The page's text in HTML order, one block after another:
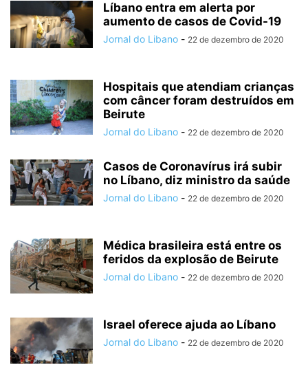
Líbano entra em alerta por
aumento de casos de Covid-19
Jornal do Libano - 22 de dezembro de 2020
Hospitais que atendiam crianças
com câncer foram destruídos em
Beirute
Jornal do Libano - 22 de dezembro de 2020
Casos de Coronavírus irá subir
no Líbano, diz ministro da saúde
Jornal do Libano - 22 de dezembro de 2020
Médica brasileira está entre os
feridos da explosão de Beirute
Jornal do Libano - 22 de dezembro de 2020
Israel oferece ajuda ao Líbano
Jornal do Libano - 22 de dezembro de 2020